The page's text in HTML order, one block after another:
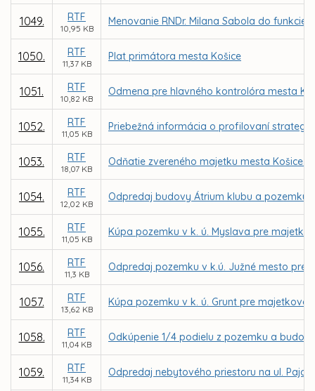
1049. RTF
10,95 KB
Menovanie RNDr. Milana Sabola do
1050. RTF
11,37 KB
Plat primátora mesta Košice
1051. RTF
10,82 KB
Odmena pre hlavného kontrolóra mesta
1052. RTF
11,05 KB
Priebežná informácia o profilovaní
1053. RTF
18,07 KB
Odňatie zvereného majetku mesta Košice
1054. RTF
12,02 KB
Odpredaj budovy Átrium klubu a pozemku
1055. RTF
11,05 KB
Kúpa pozemku v k. ú. Myslava pre
1056. RTF
11,3 KB
Odpredaj pozemku v k.ú. Južné mesto pre
1057. RTF
13,62 KB
Kúpa pozemku v k. ú. Grunt pre
1058. RTF
11,04 KB
Odkúpenie 1/4 podielu z pozemku a
1059. RTF
11,34 KB
Odpredaj nebytového priestoru na ul.